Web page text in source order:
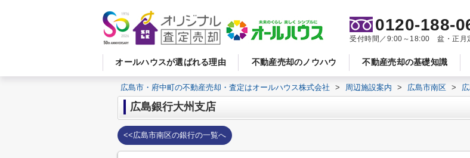
オールハウスが選ばれる理由 不動産売却のノウハウ 不動産売却の基礎知識
0120-188-
受付時間／9:00～18:00 盆・正月
広島市・府中町の不動産売却・査定はオールハウス株式会社 > 周辺施設案内 > 広島市南区 >
広島銀行大州支店
<<広島市南区の銀行の一覧へ